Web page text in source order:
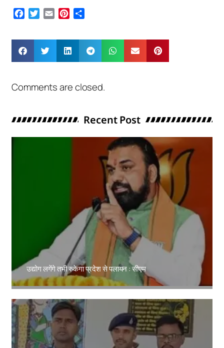
Facebook
Twitter
Email Pinterest
Comments are closed.
Recent Post
उद्योग लगेंगे तभी रुकेगा प्रदेश से पलायन : सीएम
Amit Lekh